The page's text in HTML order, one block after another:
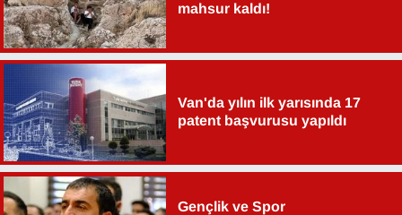
mahsur kaldı!
Van'da yılın ilk yarısında 17
patent başvurusu yapıldı
Gençlik ve Spor